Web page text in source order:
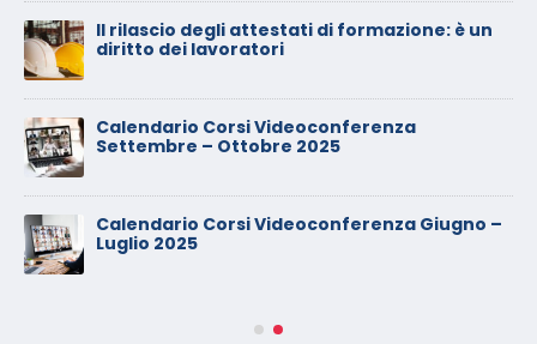
Il rilascio degli attestati di formazione: è un
diritto dei lavoratori
Calendario Corsi Videoconferenza
Settembre – Ottobre 2025
Calendario Corsi Videoconferenza Giugno –
Luglio 2025